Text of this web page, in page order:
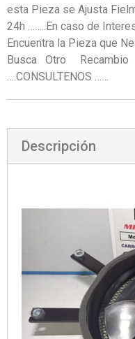
esta Pieza se Ajusta
24h ……..En caso de
Encuentra la Pieza que
Busca Otro
….CONSULTENOS ……
Descripción